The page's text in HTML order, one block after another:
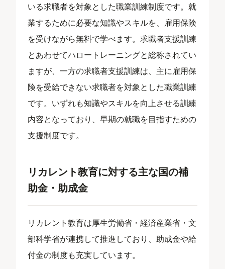
いる求職者を対象とした職業訓練制度です。就
業するために必要な知識やスキルを、雇用保険
を受けながら無料で学べます。求職者支援訓練
とあわせてハロートレーニングと総称されてい
ますが、一方の求職者支援訓練は、主に雇用保
険を受給できない求職者を対象とした職業訓練
です。いずれも知識やスキルを向上させる訓練
内容となっており、早期の就職を目指すための
支援制度です。
リカレント教育に対する主な国の補
助金・助成金
リカレント教育は厚生労働省・経済産業省・文
部科学省が連携して推進しており、助成金や給
付金の制度も充実しています。